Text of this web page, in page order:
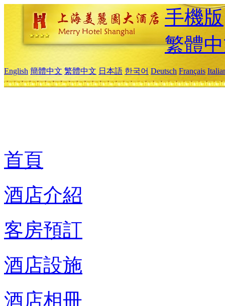
手機版
繁體
English 簡體中文 繁體中文 日本語 한국어 Deutsch Français
首頁
酒店介紹
客房預訂
酒店設施
酒店相冊